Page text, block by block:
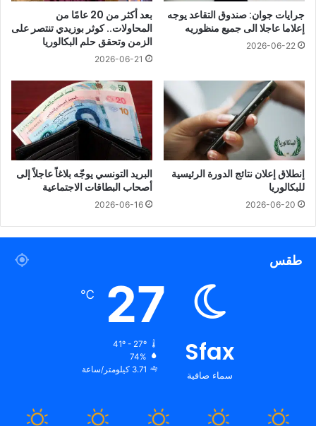
جرايات جوان: صندوق التقاعد يوجه
إعلاما عاجلا الى جميع منظوريه
2026-06-22
بعد أكثر من 20 عامًا من
المحاولات.. كوثر بوزيدي تنتصر على
الزمن وتحقق حلم البكالوريا
2026-06-21
إنطلاق إعلان نتائج الدورة الرئيسية
للبكالوريا
2026-06-20
البريد التونسي يوجّه بلاغاً عاجلاً إلى
أصحاب البطاقات الاجتماعية
2026-06-16
طقس
Sfax
سماء صافية
27
℃
41º - 27º
74%
3.71 كيلومتر/ساعة